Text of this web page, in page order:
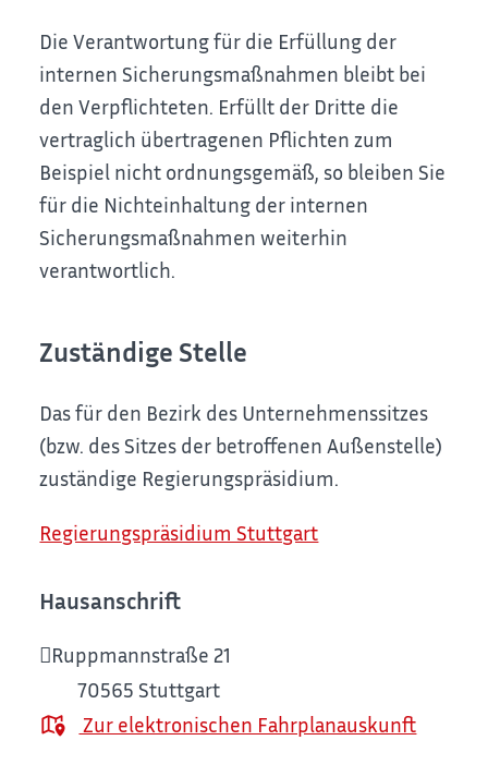
Die Verantwortung für die Erfüllung der
internen Sicherungsmaßnahmen bleibt bei
den Verpflichteten. Erfüllt der Dritte die
vertraglich übertragenen Pflichten zum
Beispiel nicht ordnungsgemäß, so bleiben Sie
für die Nichteinhaltung der internen
Sicherungsmaßnahmen weiterhin
verantwortlich.
Zuständige Stelle
Das für den Bezirk des Unternehmenssitzes
(bzw. des Sitzes der betroffenen Außenstelle)
zuständige Regierungspräsidium.
Regierungspräsidium Stuttgart
Hausanschrift
Ruppmannstraße 21
70565 Stuttgart
Zur elektronischen Fahrplanauskunft